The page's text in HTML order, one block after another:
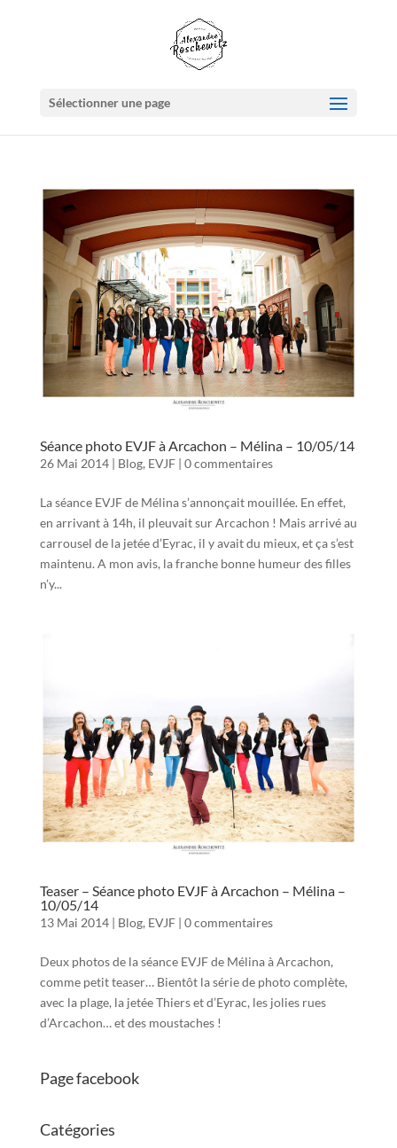
Sélectionner une page
Séance photo EVJF à Arcachon – Mélina – 10/05/14
26 Mai 2014| Blog, EVJF| 0 commentaires
La séance EVJF de Mélina s’annonçait mouillée. En effet,
en arrivant à 14h, il pleuvait sur Arcachon ! Mais arrivé au
carrousel de la jetée d’Eyrac, il y avait du mieux, et ça s’est
maintenu. A mon avis, la franche bonne humeur des filles
n’y...
Teaser – Séance photo EVJF à Arcachon – Mélina –
10/05/14
13 Mai 2014| Blog, EVJF| 0 commentaires
Deux photos de la séance EVJF de Mélina à Arcachon,
comme petit teaser… Bientôt la série de photo complète,
avec la plage, la jetée Thiers et d’Eyrac, les jolies rues
d’Arcachon… et des moustaches !
Page facebook
Catégories